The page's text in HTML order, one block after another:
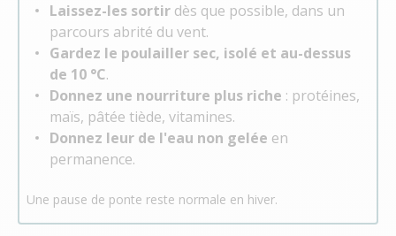
Laissez-les sortir dès que possible, dans un
parcours abrité du vent.
Gardez le poulailler sec, isolé et au-dessus
de 10 °C.
Donnez une nourriture plus riche : protéines,
maïs, pâtée tiède, vitamines.
Donnez leur de l'eau non gelée en
permanence.
Une pause de ponte reste normale en hiver.